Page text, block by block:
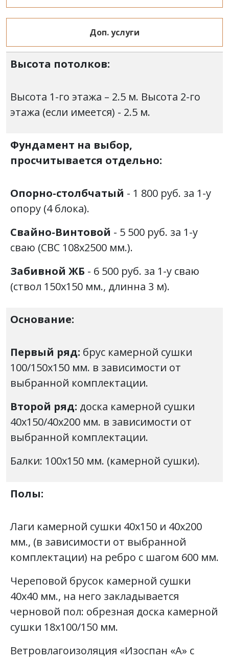
Доп. услуги
Высота потолков:
Высота 1-го этажа – 2.5 м. Высота 2-го
этажа (если имеется) - 2.5 м.
Фундамент на выбор,
просчитывается отдельно:
Опорно-столбчатый - 1 800 руб. за 1-у
опору (4 блока).
Свайно-Винтовой - 5 500 руб. за 1-у
сваю (СВС 108х2500 мм.).
Забивной ЖБ - 6 500 руб. за 1-у сваю
(ствол 150х150 мм., длинна 3 м).
Основание:
Первый ряд: брус камерной сушки
100/150х150 мм. в зависимости от
выбранной комплектации.
Второй ряд: доска камерной сушки
40х150/40х200 мм. в зависимости от
выбранной комплектации.
Балки: 100х150 мм. (камерной сушки).
Полы:
Лаги камерной сушки 40х150 и 40х200
мм., (в зависимости от выбранной
комплектации) на ребро с шагом 600 мм.
Череповой брусок камерной сушки
40х40 мм., на него закладывается
черновой пол: обрезная доска камерной
сушки 18х100/150 мм.
Ветровлагоизоляция «Изоспан «А» с